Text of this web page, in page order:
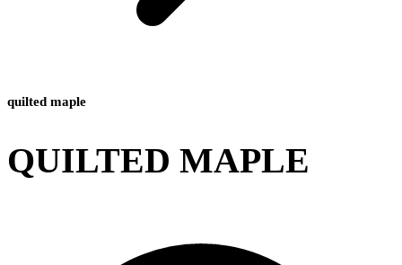
quilted maple
QUILTED MAPLE